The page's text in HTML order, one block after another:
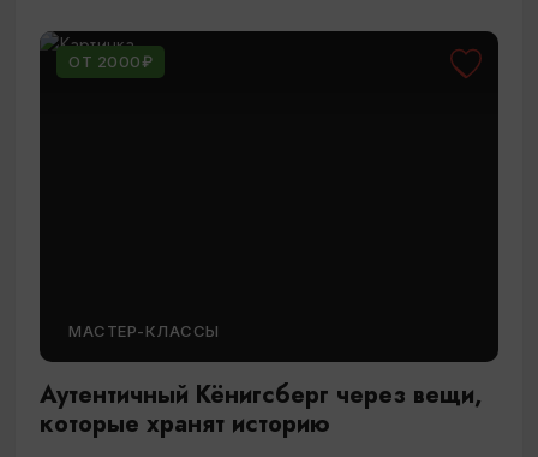
ОТ 2000₽
МАСТЕР-КЛАССЫ
Аутентичный Кёнигсберг через вещи,
которые хранят историю